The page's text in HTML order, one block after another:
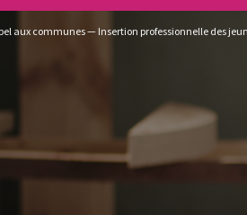
aux communes — Insertion professionnelle des